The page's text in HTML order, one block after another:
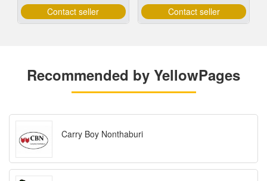
Contact seller Contact seller
Recommended by YellowPages
Carry Boy Nonthaburi